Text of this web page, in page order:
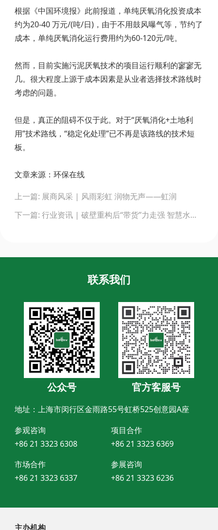
根据《中国环境报》此前报道，单纯厌氧消化投资成本
约为20-40 万元/(吨/日)，由于不用鼓风曝气等，节约了
成本，单纯厌氧消化运行费用约为60-120元/吨。
然而，目前实施污泥厌氧技术的项目运行顺利的寥寥无
几。很大程度上源于成本因素是从业者选择技术路线时
考虑的问题。
但是，真正的阻碍不仅于此。对于“厌氧消化+土地利
用”技术路线，“稳定化处理”已不再是该路线的技术短
板。
文章来源：环保在线
navigation
上一篇: 展商风采 | 风雨彩虹 润物无声——虹润
下一篇: 行业资讯 | 破壁重构后“带货”力走强 智慧水务趟进黄金赛道
联系我们
公众号 官方客服号
地址：上海市闵行区金雨路55号虹桥525创意园A座
参观咨询
+86 21 3323 6308
项目合作
+86 21 3323 6369
市场合作
+86 21 3323 6337
参展咨询
+86 21 3323 6236
主办机构